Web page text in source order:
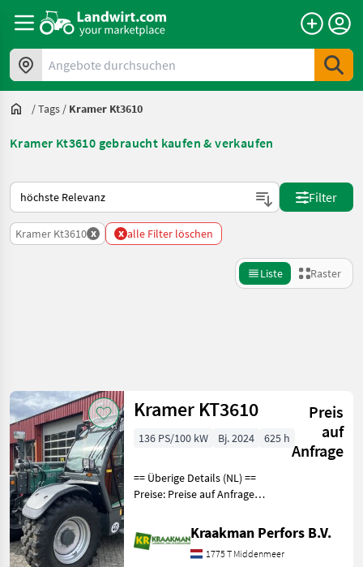
Angebote durchsuchen
/Tags / Kramer Kt3610
Kramer Kt3610 gebraucht kaufen & verkaufen
So wird auf Landwirt.com sortiert
Filter
Kramer Kt3610 x x alle Filter löschen
Liste Raster
Kategorie 2 Land Filter
AKTUELLER
PFAD
Kramer
Kt3610
KATEGORIE
WÄHLEN
Zurücksetzen
Ergebnisse
anzeigen
Kramer KT3610
Preis
auf
Anfrage
136 PS/100 kW Bj. 2024 625 h
== Überige Details (NL) ==
Preise: Preise auf Anfrage
ltr Deutz 136 pk 40 km/h
EcoSpeed mit SmartDriving
Verhoogde-Kabine
Kraakman Perfors B.V.
1775 T Middenmeer